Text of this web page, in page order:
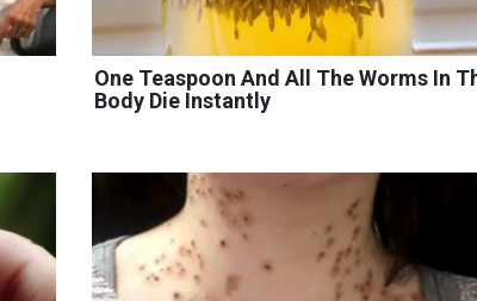
One Teaspoon And All The Worms In
Body Die Instantly